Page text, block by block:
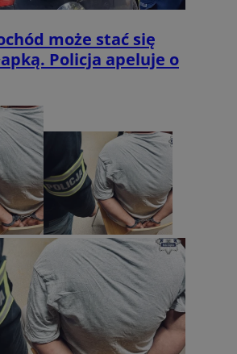
może stać się
Policja apeluje o